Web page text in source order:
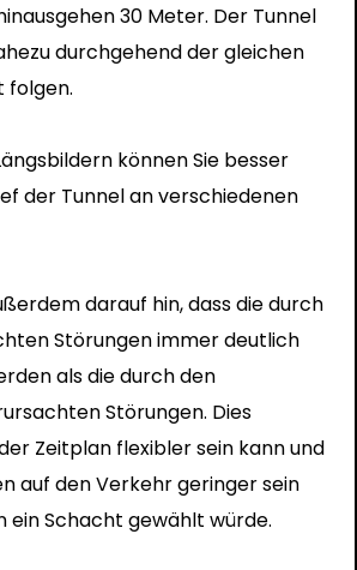
30 Meter. Der Tunnel
durchgehend der gleichen
folgen.
können Sie besser
der Tunnel an verschiedenen
darauf hin, dass die durch
Störungen immer deutlich
als die durch den
Störungen. Dies
Zeitplan flexibler sein kann und
auf den Verkehr geringer sein
ein Schacht gewählt würde.